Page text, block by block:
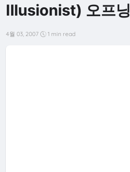
Illusionist) 오프닝
4월 03, 2007 1 min read